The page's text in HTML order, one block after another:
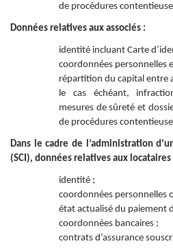
de procédures
Données relatives aux associés :
identité incluant Carte
coordonnées personnelles
répartition du capital entre
le cas échéant,
mesures de sûreté et
de procédures
Dans le cadre de l’administration
(SCI), données relatives aux locataires
identité ;
coordonnées personnelles
état actualisé du paiement
coordonnées bancaires ;
contrats d’assurance